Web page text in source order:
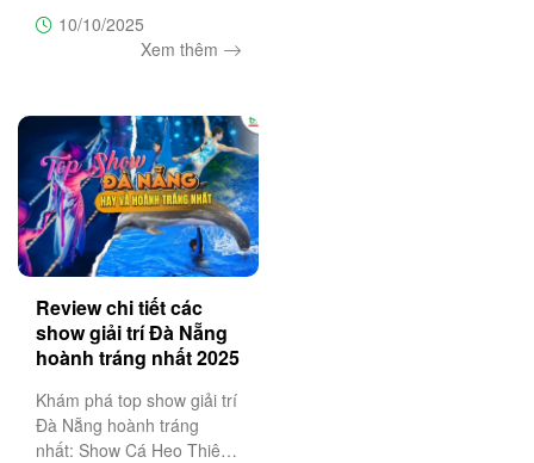
trưng. Đây là thời điểm lý
tưởng cho chuyến du lịch 3
mộng,
10/10/2025
Xem thêm
Review chi tiết các
show giải trí Đà Nẵng
hoành tráng nhất 2025
Khám phá top show giải trí
Đà Nẵng hoành tráng
nhất: Show Cá Heo Thiên